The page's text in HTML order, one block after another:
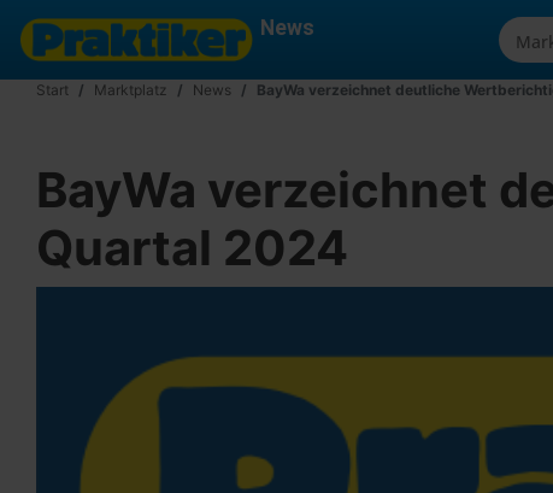
News
Start Marktplatz News BayWa verzeichnet deutliche
BayWa verzeichnet
Quartal 2024